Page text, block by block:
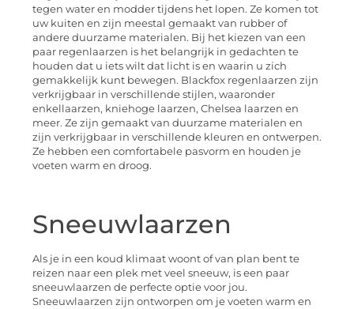
tegen water en modder tijdens het lopen. Ze komen tot
uw kuiten en zijn meestal gemaakt van rubber of
andere duurzame materialen. Bij het kiezen van een
paar regenlaarzen is het belangrijk in gedachten te
houden dat u iets wilt dat licht is en waarin u zich
gemakkelijk kunt bewegen. Blackfox regenlaarzen zijn
verkrijgbaar in verschillende stijlen, waaronder
enkellaarzen, kniehoge laarzen, Chelsea laarzen en
meer. Ze zijn gemaakt van duurzame materialen en
zijn verkrijgbaar in verschillende kleuren en ontwerpen.
Ze hebben een comfortabele pasvorm en houden je
voeten warm en droog.
Sneeuwlaarzen
Als je in een koud klimaat woont of van plan bent te
reizen naar een plek met veel sneeuw, is een paar
sneeuwlaarzen de perfecte optie voor jou.
Sneeuwlaarzen zijn ontworpen om je voeten warm en